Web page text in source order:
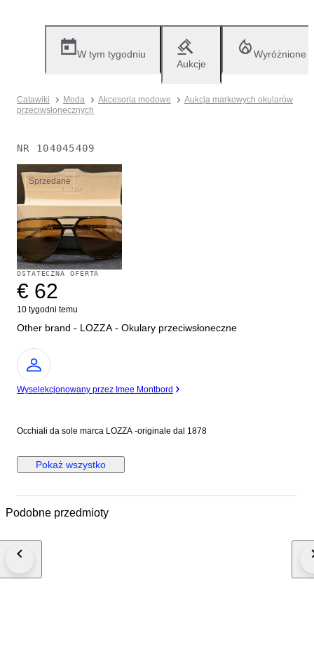
W tym tygodniu
Aukcje
Wyróżnione
Catawiki Moda Akcesoria modowe
Aukcja markowych okularów
przeciwsłonecznych
NR 104045409
Sprzedane
OSTATECZNA OFERTA
€ 62
10 tygodni temu
Other brand - LOZZA - Okulary przeciwsłoneczne
Ekspert
Wyselekcjonowany przez Imee Montbord
Occhiali da sole marca LOZZA -originale dal 1878
Pokaż wszystko
Podobne przedmioty